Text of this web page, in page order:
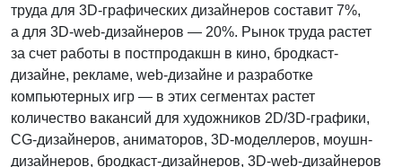
труда для 3D-графических дизайнеров составит 7%,
а для 3D-web-дизайнеров — 20%. Рынок труда растет
за счет работы в постпродакшн в кино, бродкаст-
дизайне, рекламе, web-дизайне и разработке
компьютерных игр — в этих сегментах растет
количество вакансий для художников 2D/3D-графики,
CG-дизайнеров, аниматоров, 3D-моделлеров, моушн-
дизайнеров, бродкаст-дизайнеров, 3D-web-дизайнеров